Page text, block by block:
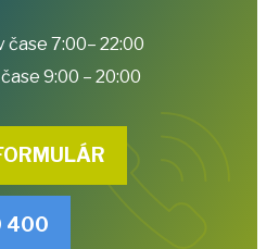
čase 7:00– 22:00
9:00 – 20:00
400